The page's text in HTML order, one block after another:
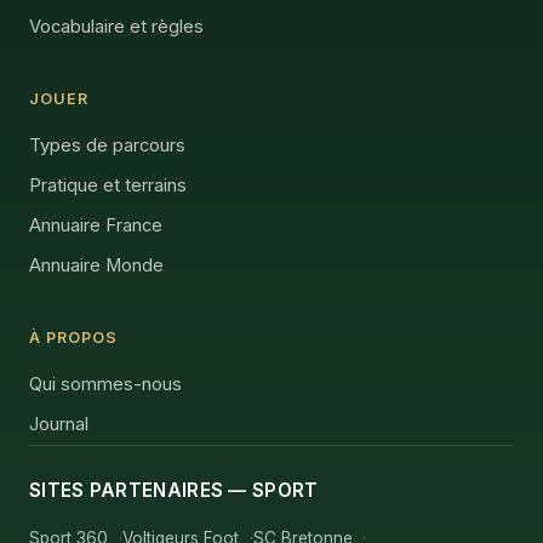
Vocabulaire et règles
JOUER
Types de parcours
Pratique et terrains
Annuaire France
Annuaire Monde
À PROPOS
Qui sommes-nous
Journal
SITES PARTENAIRES — SPORT
Sport 360 Voltigeurs Foot SC Bretonne